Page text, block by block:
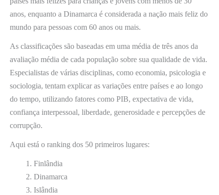
anos, enquanto a Dinamarca é considerada a nação mais feliz do
mundo para pessoas com 60 anos ou mais.
As classificações são baseadas em uma média de três anos da
avaliação média de cada população sobre sua qualidade de vida.
Especialistas de várias disciplinas, como economia, psicologia e
sociologia, tentam explicar as variações entre países e ao longo
do tempo, utilizando fatores como PIB, expectativa de vida,
confiança interpessoal, liberdade, generosidade e percepções de
corrupção.
Aqui está o ranking dos 50 primeiros lugares:
Finlândia
Dinamarca
Islândia